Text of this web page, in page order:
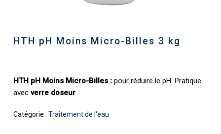
HTH pH Moins Micro-Billes 3 kg
HTH pH Moins Micro-Billes :pour réduire le pH. Pratique
avec verre doseur.
Catégorie : Traitement de l'eau